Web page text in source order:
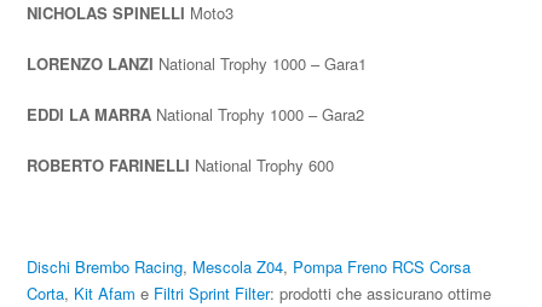
NICHOLAS SPINELLI Moto3
LORENZO LANZI National Trophy 1000 – Gara1
EDDI LA MARRA National Trophy 1000 – Gara2
ROBERTO FARINELLI National Trophy 600
Dischi Brembo Racing, Mescola Z04, Pompa Freno RCS Corsa
Corta, Kit Afam e Filtri Sprint Filter: prodotti che assicurano ottime